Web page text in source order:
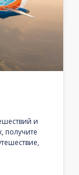
и
получите